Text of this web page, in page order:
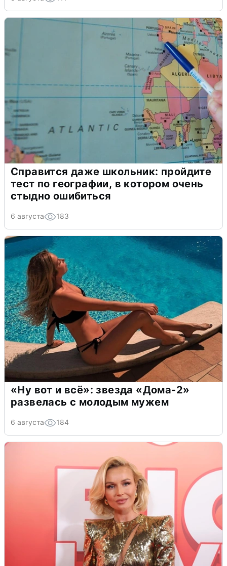
Справится даже школьник: пройдите
тест по географии, в котором очень
стыдно ошибиться
6 августа 183
«Ну вот и всё»: звезда «Дома-2»
развелась с молодым мужем
6 августа 184